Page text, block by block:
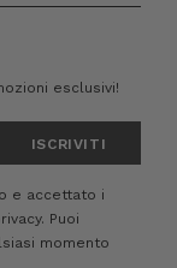
esclusivi!
e accettato i
Puoi
momento